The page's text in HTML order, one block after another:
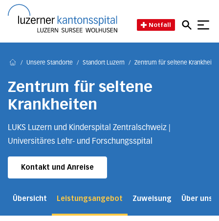
Notfall
/ Unsere Standorte / Standort Luzern / Zentrum für seltene
Zentrum für seltene
Krankheiten
LUKS Luzern und Kinderspital Zentralschweiz |
Universitäres Lehr- und Forschungsspital
Kontakt und Anreise
Übersicht Leistungsangebot Zuweisung Über uns